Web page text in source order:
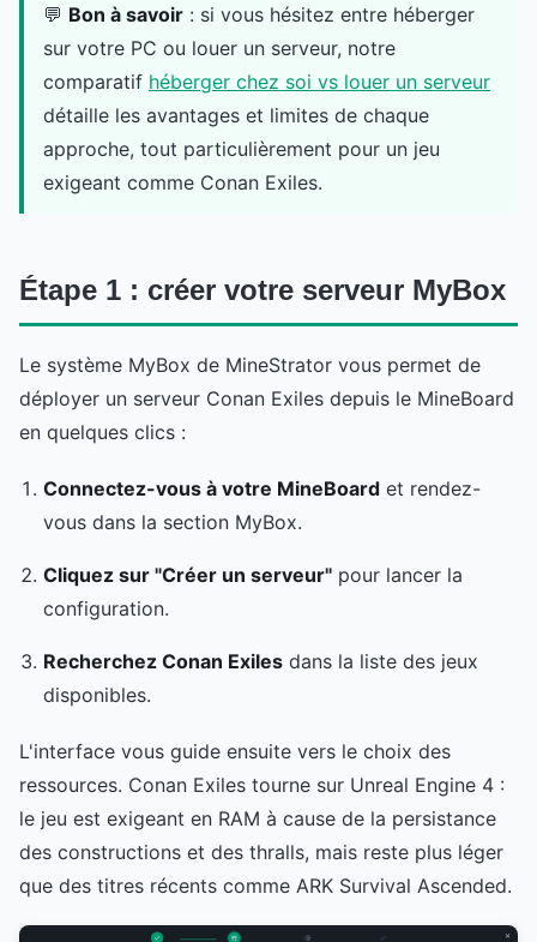
💬 Bon à savoir : si vous hésitez entre héberger
sur votre PC ou louer un serveur, notre
comparatif héberger chez soi vs louer un serveur
détaille les avantages et limites de chaque
approche, tout particulièrement pour un jeu
exigeant comme Conan Exiles.
Étape 1 : créer votre serveur MyBox
Le système MyBox de MineStrator vous permet de
déployer un serveur Conan Exiles depuis le MineBoard
en quelques clics :
Connectez-vous à votre MineBoard et rendez-
vous dans la section MyBox.
Cliquez sur "Créer un serveur" pour lancer la
configuration.
Recherchez Conan Exiles dans la liste des jeux
disponibles.
L'interface vous guide ensuite vers le choix des
ressources. Conan Exiles tourne sur Unreal Engine 4 :
le jeu est exigeant en RAM à cause de la persistance
des constructions et des thralls, mais reste plus léger
que des titres récents comme ARK Survival Ascended.